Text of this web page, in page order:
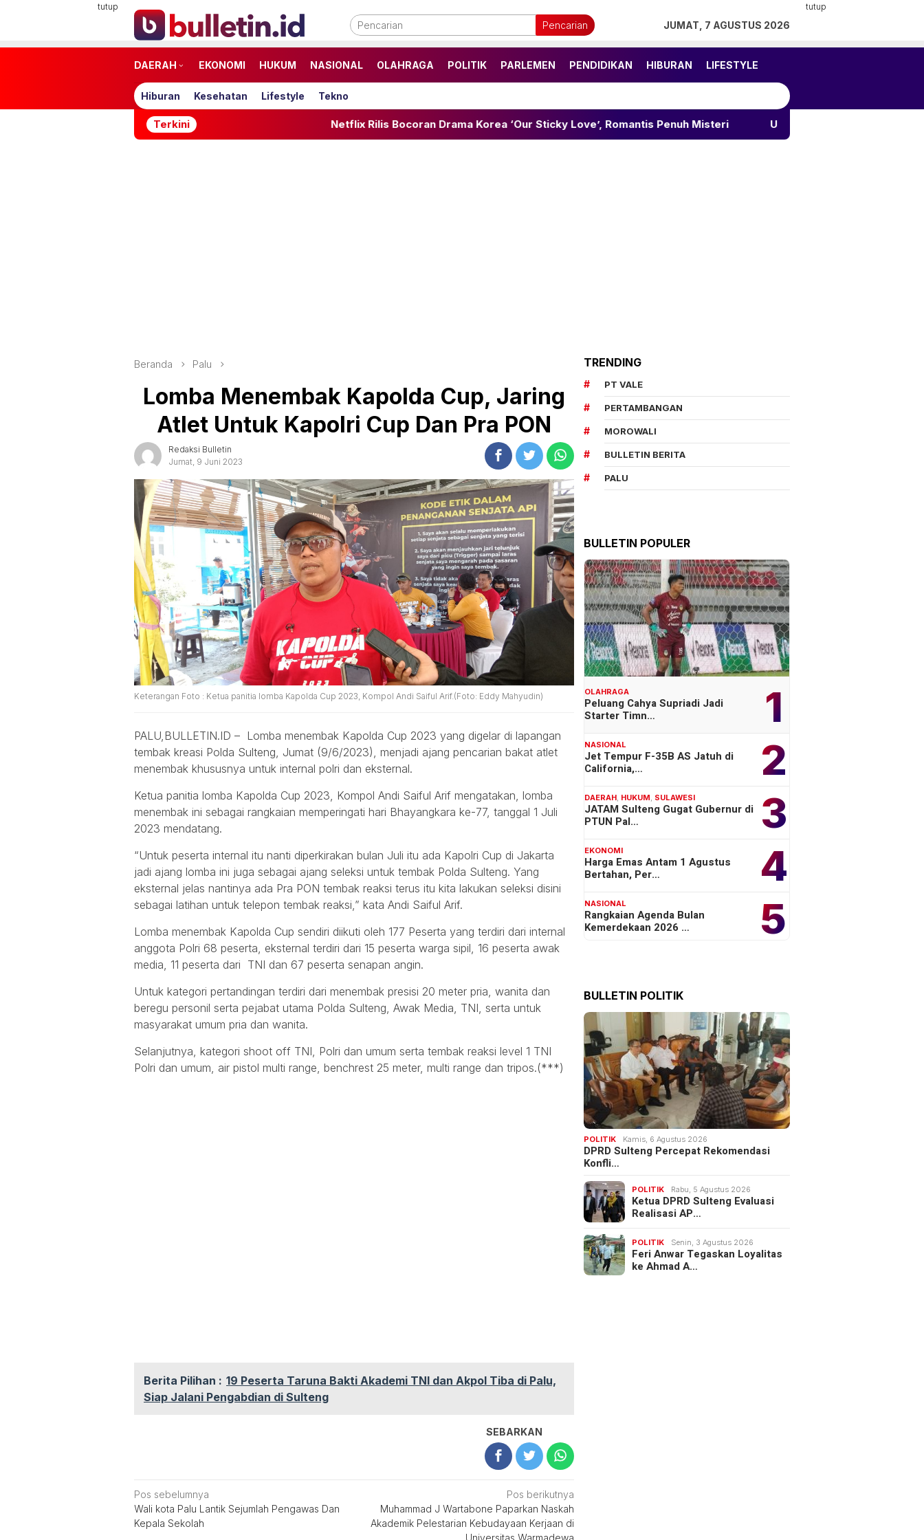
tutup tutup
Pencarian JUMAT, 7 AGUSTUS 2026
DAERAH EKONOMI HUKUM NASIONAL OLAHRAGA POLITIK PARLEMEN PENDIDIKAN HIBURAN LIFESTYLE
Hiburan Kesehatan Lifestyle Tekno
Terkini Netflix Rilis Bocoran Drama Korea ‘Our Sticky Love’, Romantis Penuh Misteri Update Harga Emas Antam 7 Agustus
Beranda Palu
Lomba Menembak Kapolda Cup, Jaring
Atlet Untuk Kapolri Cup Dan Pra PON
Redaksi Bulletin
Jumat, 9 Juni 2023
Keterangan Foto : Ketua panitia lomba Kapolda Cup 2023, Kompol Andi Saiful Arif.(Foto: Eddy Mahyudin)
PALU,BULLETIN.ID – Lomba menembak Kapolda Cup 2023 yang digelar di lapangan
tembak kreasi Polda Sulteng, Jumat (9/6/2023), menjadi ajang pencarian bakat atlet
menembak khususnya untuk internal polri dan eksternal.
Ketua panitia lomba Kapolda Cup 2023, Kompol Andi Saiful Arif mengatakan, lomba
menembak ini sebagai rangkaian memperingati hari Bhayangkara ke-77, tanggal 1 Juli
2023 mendatang.
“Untuk peserta internal itu nanti diperkirakan bulan Juli itu ada Kapolri Cup di Jakarta
jadi ajang lomba ini juga sebagai ajang seleksi untuk tembak Polda Sulteng. Yang
eksternal jelas nantinya ada Pra PON tembak reaksi terus itu kita lakukan seleksi disini
sebagai latihan untuk telepon tembak reaksi,” kata Andi Saiful Arif.
Lomba menembak Kapolda Cup sendiri diikuti oleh 177 Peserta yang terdiri dari internal
anggota Polri 68 peserta, eksternal terdiri dari 15 peserta warga sipil, 16 peserta awak
media, 11 peserta dari TNI dan 67 peserta senapan angin.
Untuk kategori pertandingan terdiri dari menembak presisi 20 meter pria, wanita dan
beregu personil serta pejabat utama Polda Sulteng, Awak Media, TNI, serta untuk
masyarakat umum pria dan wanita.
Selanjutnya, kategori shoot off TNI, Polri dan umum serta tembak reaksi level 1 TNI
Polri dan umum, air pistol multi range, benchrest 25 meter, multi range dan tripos.(***)
Berita Pilihan : 19 Peserta Taruna Bakti Akademi TNI dan Akpol Tiba di Palu,
Siap Jalani Pengabdian di Sulteng
SEBARKAN
Navigasi
pos
Pos sebelumnya
Wali kota Palu Lantik Sejumlah Pengawas Dan
Kepala Sekolah
Pos berikutnya
Muhammad J Wartabone Paparkan Naskah
Akademik Pelestarian Kebudayaan Kerjaan di
TRENDING
PT VALE
PERTAMBANGAN
MOROWALI
BULLETIN BERITA
PALU
BULLETIN POPULER
1
OLAHRAGA
Peluang Cahya Supriadi Jadi
Starter Timn…
2
NASIONAL
Jet Tempur F-35B AS Jatuh di
California,…
3
DAERAH HUKUM SULAWESI
JATAM Sulteng Gugat Gubernur di
PTUN Pal…
4
EKONOMI
Harga Emas Antam 1 Agustus
Bertahan, Per…
5
NASIONAL
Rangkaian Agenda Bulan
Kemerdekaan 2026 …
BULLETIN POLITIK
POLITIK Kamis, 6 Agustus 2026
DPRD Sulteng Percepat Rekomendasi
Konfli…
POLITIK Rabu, 5 Agustus 2026
Ketua DPRD Sulteng Evaluasi
Realisasi AP…
POLITIK Senin, 3 Agustus 2026
Feri Anwar Tegaskan Loyalitas
ke Ahmad A…